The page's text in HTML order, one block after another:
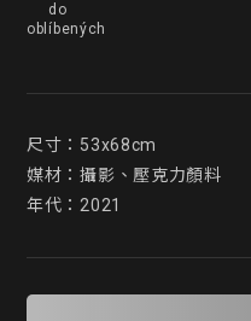
do
oblíbených
尺寸：53x68cm
媒材：攝影、壓克力顏料
年代：2021